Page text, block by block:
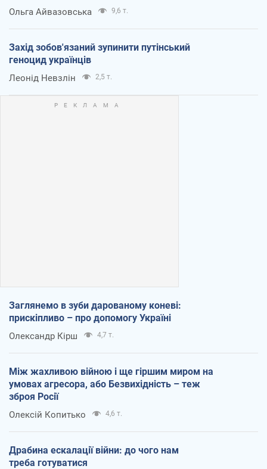
Ольга Айвазовська 9,6 т.
Захід зобов'язаний зупинити путінський
геноцид українців
Леонід Невзлін 2,5 т.
Заглянемо в зуби дарованому коневі:
прискіпливо – про допомогу Україні
Олександр Кірш 4,7 т.
Між жахливою війною і ще гіршим миром на
умовах агресора, або Безвихідність – теж
зброя Росії
Олексій Копитько 4,6 т.
Драбина ескалації війни: до чого нам
треба готуватися